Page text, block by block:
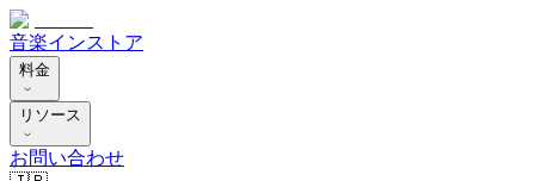
音楽インストア
料金
リソース
お問い合わせ